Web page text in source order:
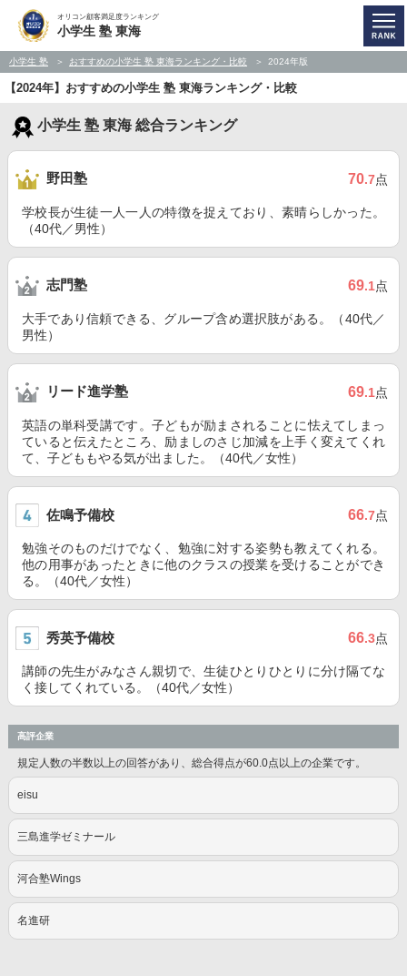
オリコン顧客満足度ランキング
小学生 塾 東海
小学生 塾 おすすめの小学生 塾 東海ランキング・比較 2024年版
【2024年】おすすめの小学生 塾 東海ランキング・比較
小学生 塾 東海 総合ランキング
野田塾 70.7点
学校長が生徒一人一人の特徴を捉えており、素晴らしかった。
（40代／男性）
志門塾 69.1点
大手であり信頼できる、グループ含め選択肢がある。（40代／
男性）
リード進学塾 69.1点
英語の単科受講です。子どもが励まされることに怯えてしまっ
ていると伝えたところ、励ましのさじ加減を上手く変えてくれ
て、子どももやる気が出ました。（40代／女性）
佐鳴予備校 66.7点
勉強そのものだけでなく、勉強に対する姿勢も教えてくれる。
他の用事があったときに他のクラスの授業を受けることができ
る。（40代／女性）
秀英予備校 66.3点
講師の先生がみなさん親切で、生徒ひとりひとりに分け隔てな
く接してくれている。（40代／女性）
高評企業
規定人数の半数以上の回答があり、総合得点が60.0点以上の企業です。
eisu
三島進学ゼミナール
河合塾Wings
名進研